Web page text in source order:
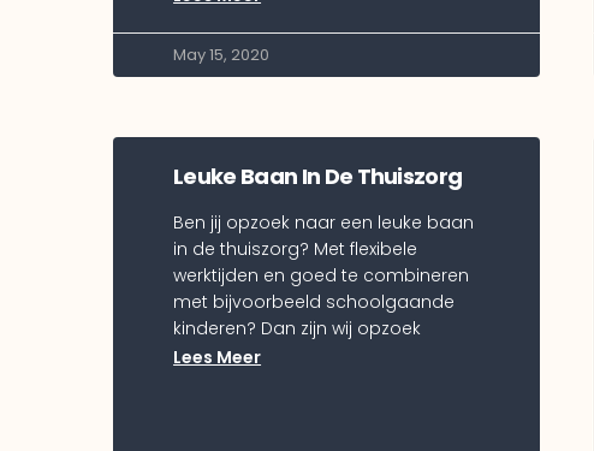
May 15, 2020
Leuke Baan In De Thuiszorg
Ben jij opzoek naar een leuke baan
in de thuiszorg? Met flexibele
werktijden en goed te combineren
met bijvoorbeeld schoolgaande
kinderen? Dan zijn wij opzoek
Lees Meer